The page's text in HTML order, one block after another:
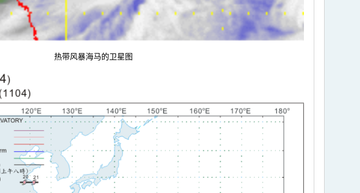
热带风暴海马的卫星图